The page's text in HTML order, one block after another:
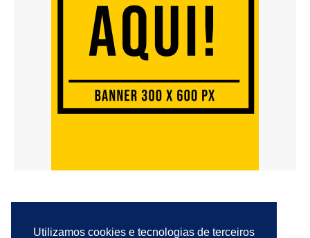
Utilizamos cookies e tecnologias de terceiros